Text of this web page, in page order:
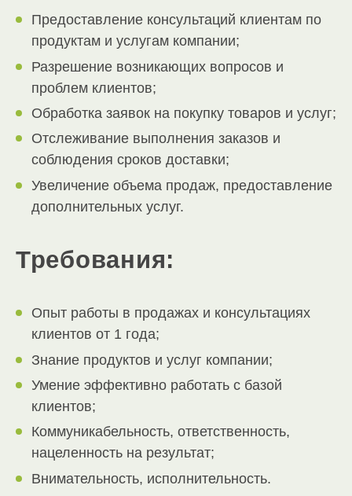
Предоставление консультаций клиентам по
продуктам и услугам компании;
Разрешение возникающих вопросов и
проблем клиентов;
Обработка заявок на покупку товаров и услуг;
Отслеживание выполнения заказов и
соблюдения сроков доставки;
Увеличение объема продаж, предоставление
дополнительных услуг.
Требования:
Опыт работы в продажах и консультациях
клиентов от 1 года;
Знание продуктов и услуг компании;
Умение эффективно работать с базой
клиентов;
Коммуникабельность, ответственность,
нацеленность на результат;
Внимательность, исполнительность.